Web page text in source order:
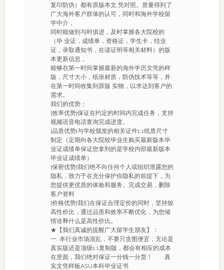
复印防伪）都有原版本文,凭对照。质量得到了
广大海外客户群体的认可，同时和海外学校留
学中介，
同时能做到与时俱进，及时掌握各大院校的
（毕 业证，成绩单，资格证，学生卡，结业
证，录取通知书，在读证明等相关材料）的版
本更新信息，
能够在第一时间掌握最新的海外学历文凭的样
版，尺寸大小，纸张材质，防伪技术等等，并
在第一时间收集到原版 实物，以求达到客户的
需求。
我们的优势：
[效率优势]保证在约定的时间内完成任务，支持
视频语音电话查询完成进度。
[品质优势]与学校颁发的相关证件1:1纸质尺寸
制定（定期向各大院校毕业生购买最新版本毕
业证成绩单保证您拿到的是学校内部最新版本
毕业证成绩单）
[保密优势]我们绝不向任何个人或组织泄露您的
隐私，致力于在充分保护你隐私的前提下，为
您提供更优质的体验和服务。完成交易，删除
客户资料
[价格优势]我们在保证合理定价的同时，坚持较
高性价比，通过品质和效率不断优化，为您倾
情诠释什么是高性价比。
★【我们真诚的提醒广大留学生朋友】：
一. 本行业市场混乱，不要只贪图便宜，无论是
真实版还是顶级1:1复制版，都会有相应的成本
在里面，我们绝对保证一分钱一分货！ 真
实文凭样板ASU本科毕业证书